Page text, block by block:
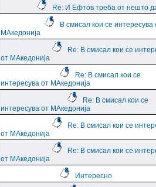
Re: И Ефтов треба от нешто
В смисал кои се интересува
МАкедонија
Re: В смисал кои се
от МАкедонија
Re: В смисал кои се
интересува от МАкедонија
Re: В смисал кои се
интересува от МАкедонија
Re: В смисал кои се
от МАкедонија
Re: В смисал кои се
от МАкедонија
Интересно